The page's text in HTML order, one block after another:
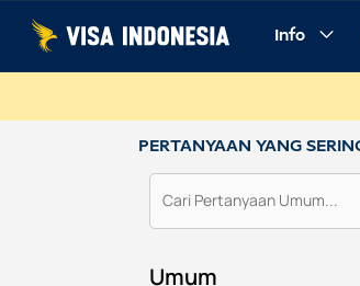
Lewati
konten
Info
PERTANYAAN YANG
Umum